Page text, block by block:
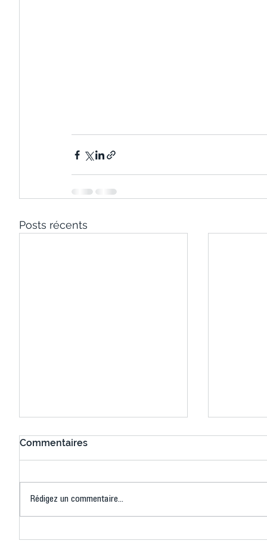
Posts récents
Commentaires
Rédigez un commentaire...